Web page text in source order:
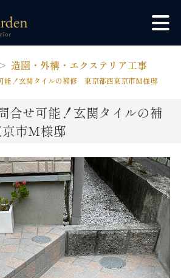
造園・外構・エクステリア工事
能！玄関タイルの補修 東京都西東京市M様邸
合せ可能！玄関タイルの補
市M様邸